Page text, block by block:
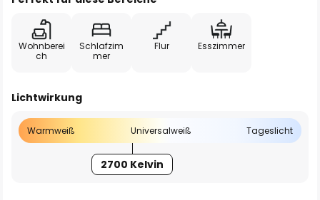
Wohnberei
ch
Schlafzim
mer
Flur Esszimmer
Lichtwirkung
Warmweiß Universalweiß Tageslicht
2700 Kelvin